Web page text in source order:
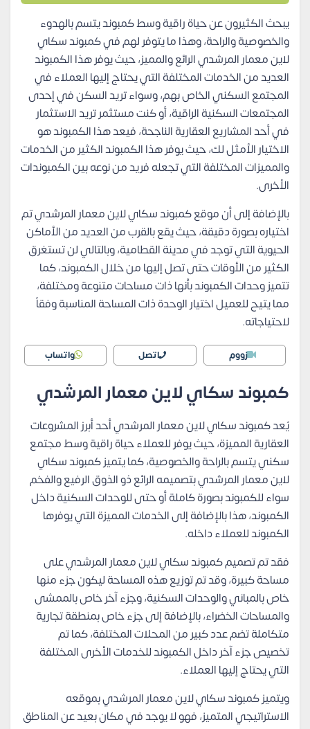
يبحث الكثيرون عن حياة راقية وسط كمبوند يتسم بالهدوء
والخصوصية والراحة، وهذا ما يتوفر لهم في كمبوند سكاي
لاين معمار المرشدي الرائع والمميز، حيث يوفر هذا الكمبوند
العديد من الخدمات المختلفة التي يحتاج إليها العملاء في
المجتمع السكني الخاص بهم، وسواء تريد السكن في إحدى
المجتمعات السكنية الراقية، أو كنت مستثمر تريد الاستثمار
في أحد المشاريع العقارية الناجحة، فيعد هذا الكمبوند هو
الاختيار الأمثل لك، حيث يوفر هذا الكمبوند الكثير من الخدمات
والمميزات المختلفة التي تجعله فريد من نوعه بين الكمبوندات
الأخرى.
بالإضافة إلى أن موقع كمبوند سكاي لاين معمار المرشدي تم
اختياره بصورة دقيقة، حيث يقع بالقرب من العديد من الأماكن
الحيوية التي توجد في مدينة القطامية، وبالتالي لن تستغرق
الكثير من الأوقات حتى تصل إليها من خلال الكمبوند، كما
تتميز وحدات الكمبوند بأنها ذات مساحات متنوعة ومختلفة،
مما يتيح للعميل اختيار الوحدة ذات المساحة المناسبة وفقاً
لاحتياجاته.
زووم اتصل واتساب
كمبوند سكاي لاين معمار المرشدي
يُعد كمبوند سكاي لاين معمار المرشدي أحد أبرز المشروعات
العقارية المميزة، حيث يوفر للعملاء حياة راقية وسط مجتمع
سكني يتسم بالراحة والخصوصية، كما يتميز كمبوند سكاي
لاين معمار المرشدي بتصميمه الرائع ذو الذوق الرفيع والفخم
سواء للكمبوند بصورة كاملة أو حتى للوحدات السكنية داخل
الكمبوند، هذا بالإضافة إلى الخدمات المميزة التي يوفرها
الكمبوند للعملاء داخله.
فقد تم تصميم كمبوند سكاي لاين معمار المرشدي على
مساحة كبيرة، وقد تم توزيع هذه المساحة ليكون جزء منها
خاص بالمباني والوحدات السكنية، وجزء آخر خاص بالممشى
والمساحات الخضراء، بالإضافة إلى جزء خاص بمنطقة تجارية
متكاملة تضم عدد كبير من المحلات المختلفة، كما تم
تخصيص جزء آخر داخل الكمبوند للخدمات الأخرى المختلفة
التي يحتاج إليها العملاء.
ويتميز كمبوند سكاي لاين معمار المرشدي بموقعه
الاستراتيجي المتميز، فهو لا يوجد في مكان بعيد عن المناطق